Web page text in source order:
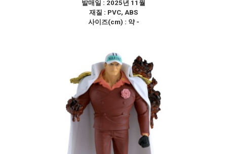
발매일 : 2025년 11월
재질 : PVC, ABS
사이즈(cm) : 약 -